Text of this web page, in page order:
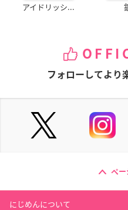
アイドリッシ...
フォローしてより
ペー
にじめんについて